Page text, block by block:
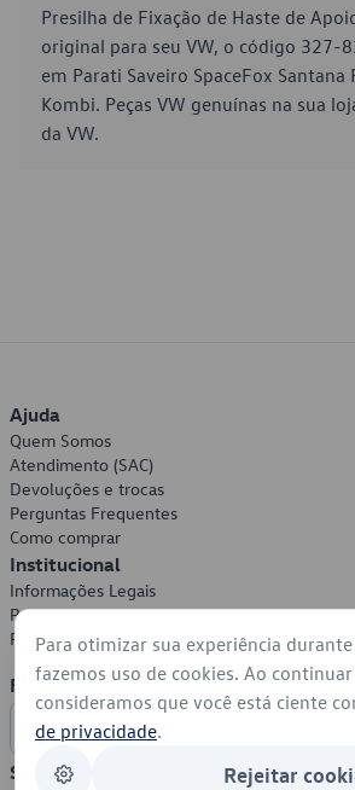
Presilha de Fixação de Haste de
original para seu VW, o código 327-
em Parati Saveiro SpaceFox Santana
Kombi. Peças VW genuínas na sua
da VW.
Ajuda
Quem Somos
Atendimento (SAC)
Devoluções e trocas
Perguntas Frequentes
Como comprar
Institucional
Informações Legais
Política de Privacidade
Política de Cookies
Formas de Pagamento
Segurança
Para otimizar sua experiência durante
fazemos uso de cookies. Ao
consideramos que você está ciente
de privacidade.
Rejeitar